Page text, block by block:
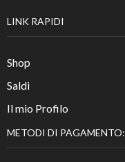
LINK RAPIDI
Shop
Saldi
Il mio Profilo
METODI DI PAGAMENTO: